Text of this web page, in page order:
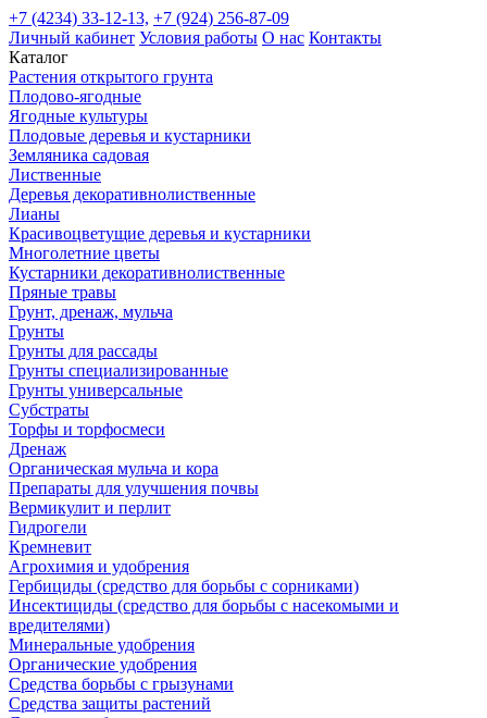
+7 (4234) 33-12-13, +7 (924) 256-87-09
Личный кабинет Условия работы О нас Контакты
Каталог
Растения открытого грунта
Плодово-ягодные
Ягодные культуры
Плодовые деревья и кустарники
Земляника садовая
Лиственные
Деревья декоративнолиственные
Лианы
Красивоцветущие деревья и кустарники
Многолетние цветы
Кустарники декоративнолиственные
Пряные травы
Грунт, дренаж, мульча
Грунты
Грунты для рассады
Грунты специализированные
Грунты универсальные
Субстраты
Торфы и торфосмеси
Дренаж
Органическая мульча и кора
Препараты для улучшения почвы
Вермикулит и перлит
Гидрогели
Кремневит
Агрохимия и удобрения
Гербициды (средство для борьбы с сорниками)
Инсектициды (средство для борьбы с насекомыми и
вредителями)
Минеральные удобрения
Органические удобрения
Средства борьбы с грызунами
Средства защиты растений